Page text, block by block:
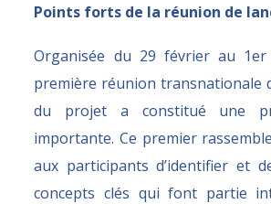
Points forts de la réunion de
Organisée du 29 février au
première réunion transnationale
du projet a constitué une
importante. Ce premier
aux participants d’identifier et
concepts clés qui font partie